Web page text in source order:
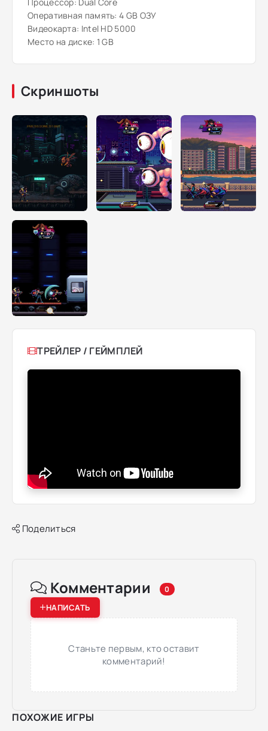
Оперативная память: 4 GB ОЗУ
Видеокарта: Intel HD 5000
Место на диске: 1 GB
Скриншоты
ТРЕЙЛЕР / ГЕЙМПЛЕЙ
Поделиться
Комментарии 0
НАПИСАТЬ
Станьте первым, кто оставит
комментарий!
ПОХОЖИЕ ИГРЫ